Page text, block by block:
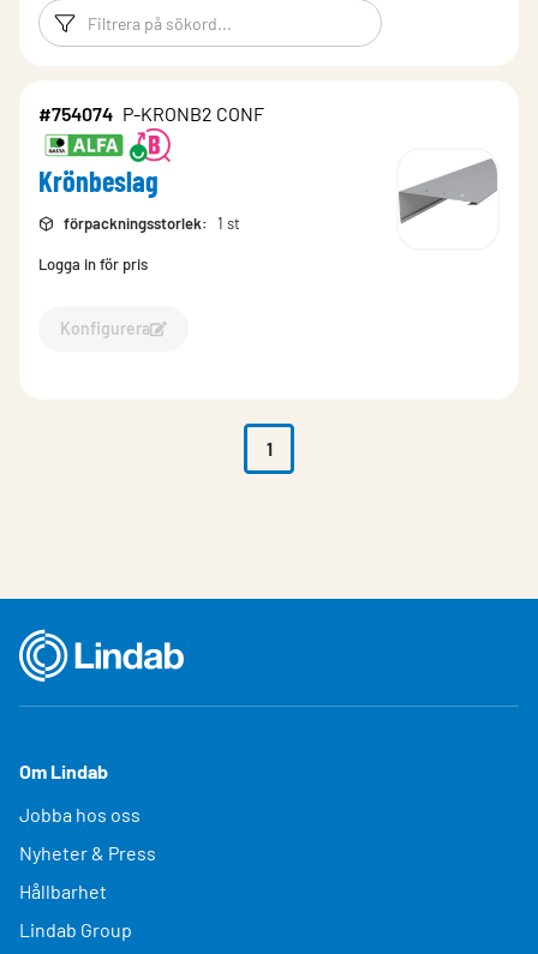
Filtreringsord Filtrera
#754074 P-KRONB2 CONF
Krönbeslag
förpackningsstorlek: 1 st
Logga in för pris
Konfigurera
Konfigurera Krönbeslag-754074
1
Om Lindab
Jobba hos oss
Nyheter & Press
Hållbarhet
Lindab Group